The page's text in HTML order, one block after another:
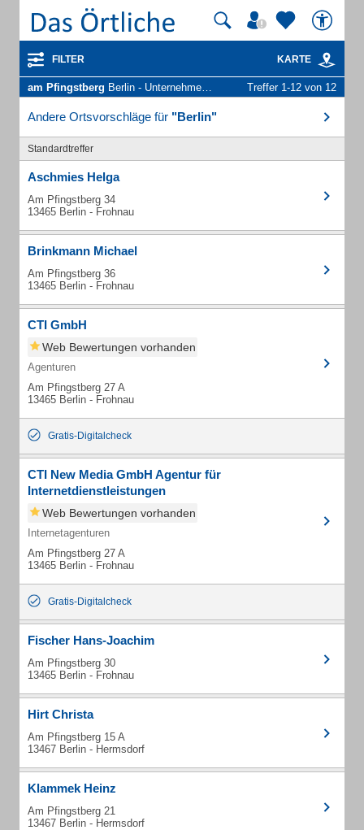
FILTER KARTE
am Pfingstberg Berlin - Unternehmen und Personen Treffer 1-12 von 12
Andere Ortsvorschläge für "Berlin"
Standardtreffer
Aschmies Helga
Am Pfingstberg 34
13465 Berlin - Frohnau
Brinkmann Michael
Am Pfingstberg 36
13465 Berlin - Frohnau
CTI GmbH
Web Bewertungen vorhanden
Agenturen
Am Pfingstberg 27 A
13465 Berlin - Frohnau
Gratis-Digitalcheck
CTI New Media GmbH Agentur für
Internetdienstleistungen
Web Bewertungen vorhanden
Internetagenturen
Am Pfingstberg 27 A
13465 Berlin - Frohnau
Gratis-Digitalcheck
Fischer Hans-Joachim
Am Pfingstberg 30
13465 Berlin - Frohnau
Hirt Christa
Am Pfingstberg 15 A
13467 Berlin - Hermsdorf
Klammek Heinz
Am Pfingstberg 21
13467 Berlin - Hermsdorf